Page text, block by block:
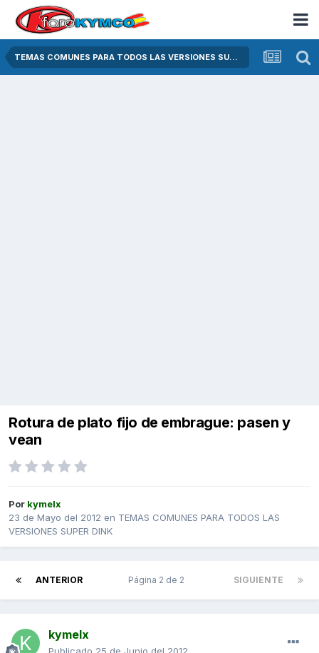
TEMAS COMUNES PARA TODOS LAS VERSIONES SUPER DINK
Rotura de plato fijo de embrague: pasen y
vean
Por kymelx
23 de Mayo del 2012 en TEMAS COMUNES PARA TODOS LAS
VERSIONES SUPER DINK
ANTERIOR SIGUIENTE
Página 2 de 2
kymelx